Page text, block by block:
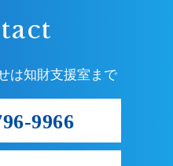
は知財支援室まで
9966